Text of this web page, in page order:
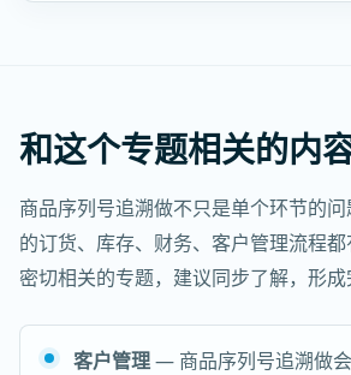
和这个专题相关的内
商品序列号追溯做不只是单个环节的
的订货、库存、财务、客户管理流程
密切相关的专题，建议同步了解，形成
客户管理— 商品序列号追溯做